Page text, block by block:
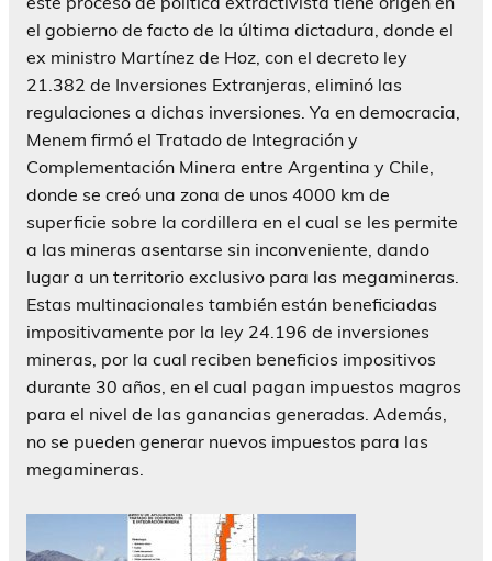
el gobierno de facto de la última dictadura, donde el
ex ministro Martínez de Hoz, con el decreto ley
21.382 de Inversiones Extranjeras, eliminó las
regulaciones a dichas inversiones. Ya en democracia,
Menem firmó el Tratado de Integración y
Complementación Minera entre Argentina y Chile,
donde se creó una zona de unos 4000 km de
superficie sobre la cordillera en el cual se les permite
a las mineras asentarse sin inconveniente, dando
lugar a un territorio exclusivo para las megamineras.
Estas multinacionales también están beneficiadas
impositivamente por la ley 24.196 de inversiones
mineras, por la cual reciben beneficios impositivos
durante 30 años, en el cual pagan impuestos magros
para el nivel de las ganancias generadas. Además,
no se pueden generar nuevos impuestos para las
megamineras.